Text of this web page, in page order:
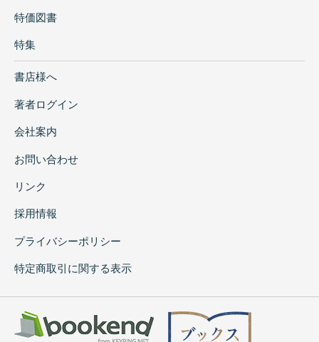
特価図書
特集
書店様へ
著者ログイン
会社案内
お問い合わせ
リンク
採用情報
プライバシーポリシー
特定商取引に関する表示